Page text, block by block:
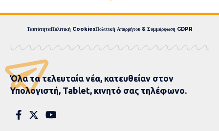
ΤαυτότηταΠολιτική CookiesΠολιτική Απορρήτου & Συμμόρφωση GDPR
Όλα τα τελευταία νέα, κατευθείαν στον
Υπολογιστή, Tablet, κινητό σας τηλέφωνο.